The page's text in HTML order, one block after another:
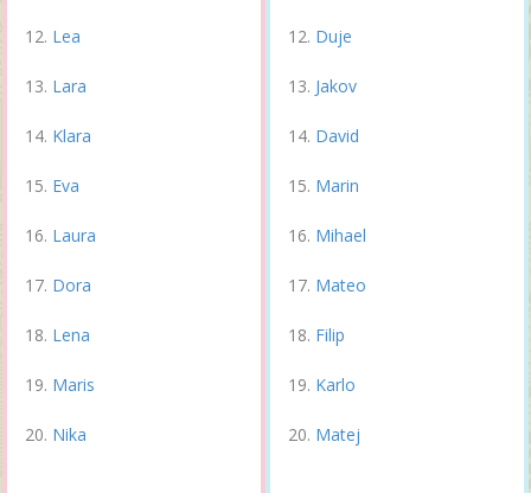
Lea
Lara
Klara
Eva
Laura
Dora
Lena
Maris
Nika
Duje
Jakov
David
Marin
Mihael
Mateo
Filip
Karlo
Matej